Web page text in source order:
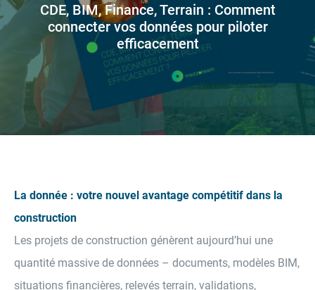
CDE, BIM, Finance, Terrain : Comment
connecter vos données pour piloter
efficacement
La donnée : votre nouvel avantage compétitif dans la
construction
Les projets de construction génèrent aujourd’hui une
quantité massive de données – documents, modèles BIM,
situations financières, relevés terrain, validations,